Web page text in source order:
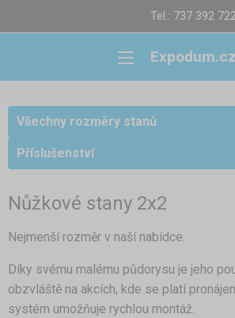
Tel.: 737 392
Expodum.cz
Všechny rozměry stanů
Příslušenství
Nůžkové stany 2x2
Nejmenší rozměr v naší nabídce.
Díky svému malému půdorysu je jeho
obzvláště na akcích, kde se platí
systém umožňuje rychlou montáž.